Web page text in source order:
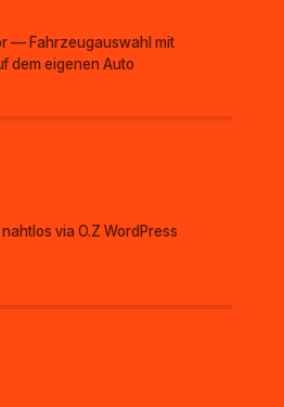
— Fahrzeugauswahl mit
dem eigenen Auto
via O.Z WordPress